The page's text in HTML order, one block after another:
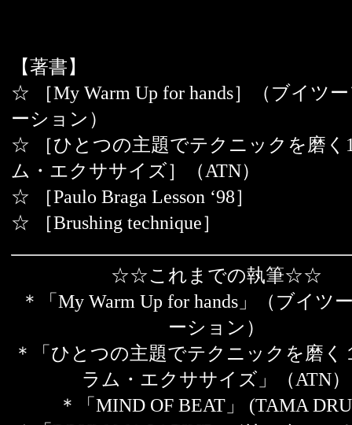
【著書】
☆ ［My Warm Up for hands］（ブイツ
ーション）
☆ ［ひとつの主題でテクニックを磨く
ム・エクササイズ］（ATN）
☆ ［Paulo Braga Lesson ‘98］
☆ ［Brushing technique］
☆☆これまでの執筆☆☆
＊「My Warm Up for hands」（ブイツ
ーション）
＊「ひとつの主題でテクニックを磨く
ラム・エクササイズ」（ATN）
＊「MIND OF BEAT」 (TAMA